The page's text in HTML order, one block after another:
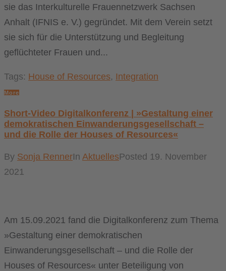
sie das Interkulturelle Frauennetzwerk Sachsen
Anhalt (IFNIS e. V.) gegründet. Mit dem Verein setzt
sie sich für die Unterstützung und Begleitung
geflüchteter Frauen und...
Tags: House of Resources, Integration
More
Short-Video Digitalkonferenz | »Gestaltung einer
demokratischen Einwanderungsgesellschaft –
und die Rolle der Houses of Resources«
By Sonja RennerIn AktuellesPosted 19. November
2021
Am 15.09.2021 fand die Digitalkonferenz zum Thema
»Gestaltung einer demokratischen
Einwanderungsgesellschaft – und die Rolle der
Houses of Resources« unter Beteiligung von